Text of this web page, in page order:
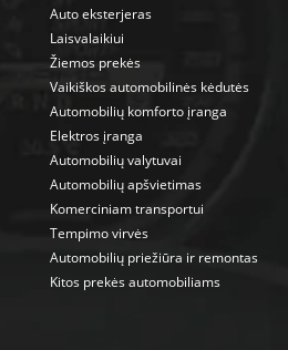
Auto eksterjeras
Laisvalaikiui
Žiemos prekės
Vaikiškos automobilinės kėdutės
Automobilių komforto įranga
Elektros įranga
Automobilių valytuvai
Automobilių apšvietimas
Komerciniam transportui
Tempimo virvės
Automobilių priežiūra ir remontas
Kitos prekės automobiliams